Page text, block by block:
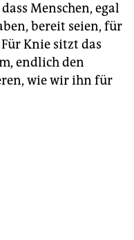
Menschen, egal
bereit seien, für
Knie sitzt das
endlich den
wie wir ihn für